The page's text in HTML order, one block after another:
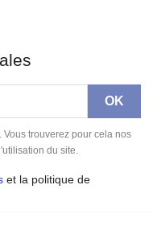
trouverez pour cela nos
du site.
et la politique de